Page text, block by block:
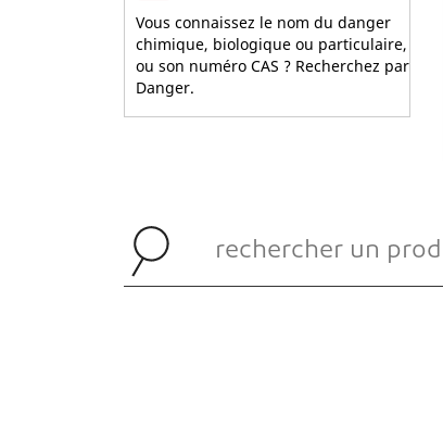
Vous connaissez le nom du danger
chimique, biologique ou particulaire,
ou son numéro CAS ? Recherchez par
Danger.